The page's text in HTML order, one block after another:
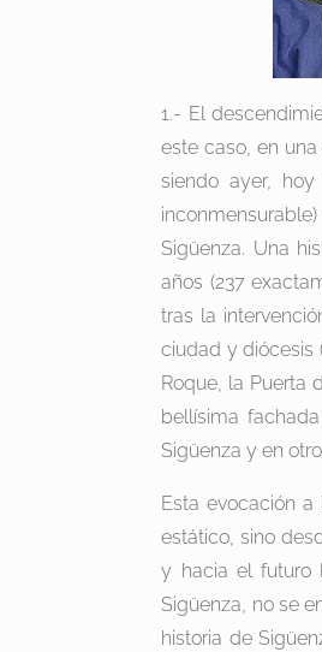
1.- El
este caso, en
siendo ayer,
Sigüenza. Una
años (237
tras la
ciudad y diócesis
Roque, la Puerta
bellísima
Sigüenza y en
Esta evocación
estático, sino
y hacia el futuro
Sigüenza, no se
historia de